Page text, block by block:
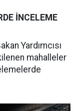
İNCELEME
Yardımcısı
mahalleler